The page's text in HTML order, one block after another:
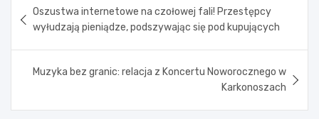
wpisu
Oszustwa internetowe na czołowej fali! Przestępcy
wyłudzają pieniądze, podszywając się pod kupujących
Muzyka bez granic: relacja z Koncertu Noworocznego w
Karkonoszach